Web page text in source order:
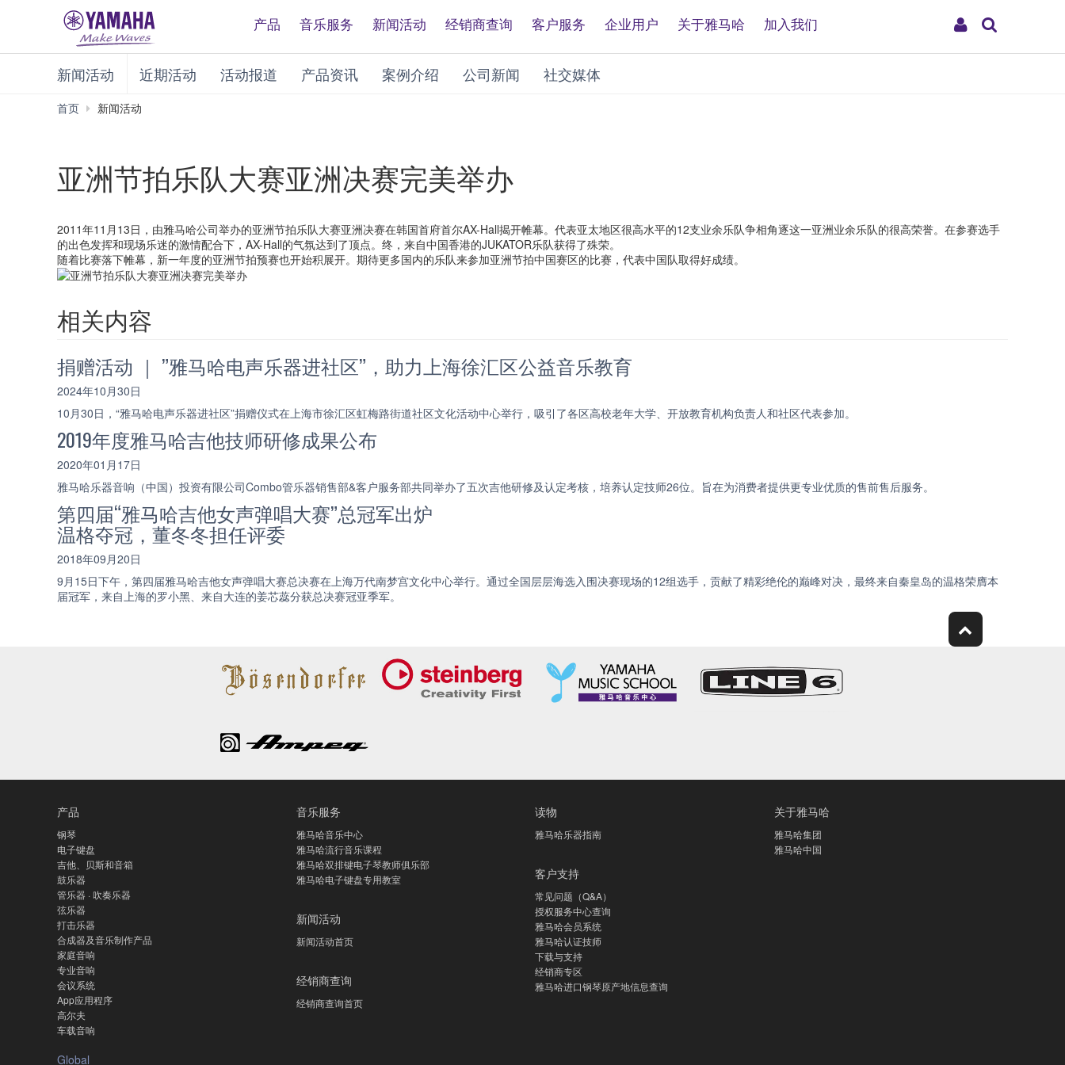
My
产品 音乐服务 新闻活动 经销商查询 客户服务 企业用户 关于雅马哈 加入我们
新闻活动 近期活动 活动报道 产品资讯 案例介绍 公司新闻 社交媒体
首页 新闻活动
亚洲节拍乐队大赛亚洲决赛完美举办
2011年11月13日，由雅马哈公司举办的亚洲节拍乐队大赛亚洲决赛在韩国首府首尔AX-Hall揭开帷幕。代表亚太地区很高水平的12支业余乐队争相角逐这一亚洲业余乐队的很高荣誉。在参赛选手
的出色发挥和现场乐迷的激情配合下，AX-Hall的气氛达到了顶点。终，来自中国香港的JUKATOR乐队获得了殊荣。
随着比赛落下帷幕，新一年度的亚洲节拍预赛也开始积展开。期待更多国内的乐队来参加亚洲节拍中国赛区的比赛，代表中国队取得好成绩。
相关内容
捐赠活动 ｜ ”雅马哈电声乐器进社区”，助力上海徐汇区公益音乐教育
2024年10月30日
10月30日，“雅马哈电声乐器进社区”捐赠仪式在上海市徐汇区虹梅路街道社区文化活动中心举行，吸引了各区高校老年大学、开放教育机构负责人和社区代表参加。
2019年度雅马哈吉他技师研修成果公布
2020年01月17日
雅马哈乐器音响（中国）投资有限公司Combo管乐器销售部&客户服务部共同举办了五次吉他研修及认定考核，培养认定技师26位。旨在为消费者提供更专业优质的售前售后服务。
第四届“雅马哈吉他女声弹唱大赛”总冠军出炉
温格夺冠，董冬冬担任评委
2018年09月20日
9月15日下午，第四届雅马哈吉他女声弹唱大赛总决赛在上海万代南梦宫文化中心举行。通过全国层层海选入围决赛现场的12组选手，贡献了精彩绝伦的巅峰对决，最终来自秦皇岛的温格荣膺本
届冠军，来自上海的罗小黑、来自大连的姜芯蕊分获总决赛冠亚季军。
产品
钢琴
电子键盘
吉他、贝斯和音箱
鼓乐器
管乐器 · 吹奏乐器
弦乐器
打击乐器
合成器及音乐制作产品
家庭音响
专业音响
会议系统
App应用程序
高尔夫
车载音响
音乐服务
雅马哈音乐中心
雅马哈流行音乐课程
雅马哈双排键电子琴教师俱乐部
雅马哈电子键盘专用教室
新闻活动
新闻活动首页
经销商查询
经销商查询首页
读物
雅马哈乐器指南
客户支持
常见问题（Q&A）
授权服务中心查询
雅马哈会员系统
雅马哈认证技师
下载与支持
经销商专区
雅马哈进口钢琴原产地信息查询
关于雅马哈
雅马哈集团
雅马哈中国
Global